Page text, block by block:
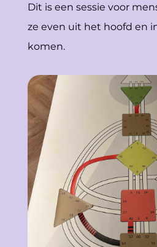
Dit is een sessie voor
ze even uit het hoofd en
komen.